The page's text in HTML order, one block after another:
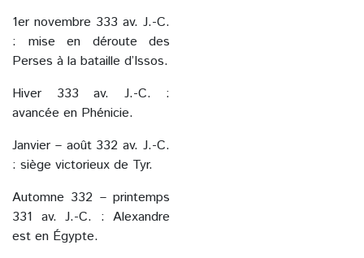
1er novembre 333 av. J.-C.
: mise en déroute des
Perses à la bataille d’Issos.
Hiver 333 av. J.-C. :
avancée en Phénicie.
Janvier – août 332 av. J.-C.
: siège victorieux de Tyr.
Automne 332 – printemps
331 av. J.-C. : Alexandre
est en Égypte.